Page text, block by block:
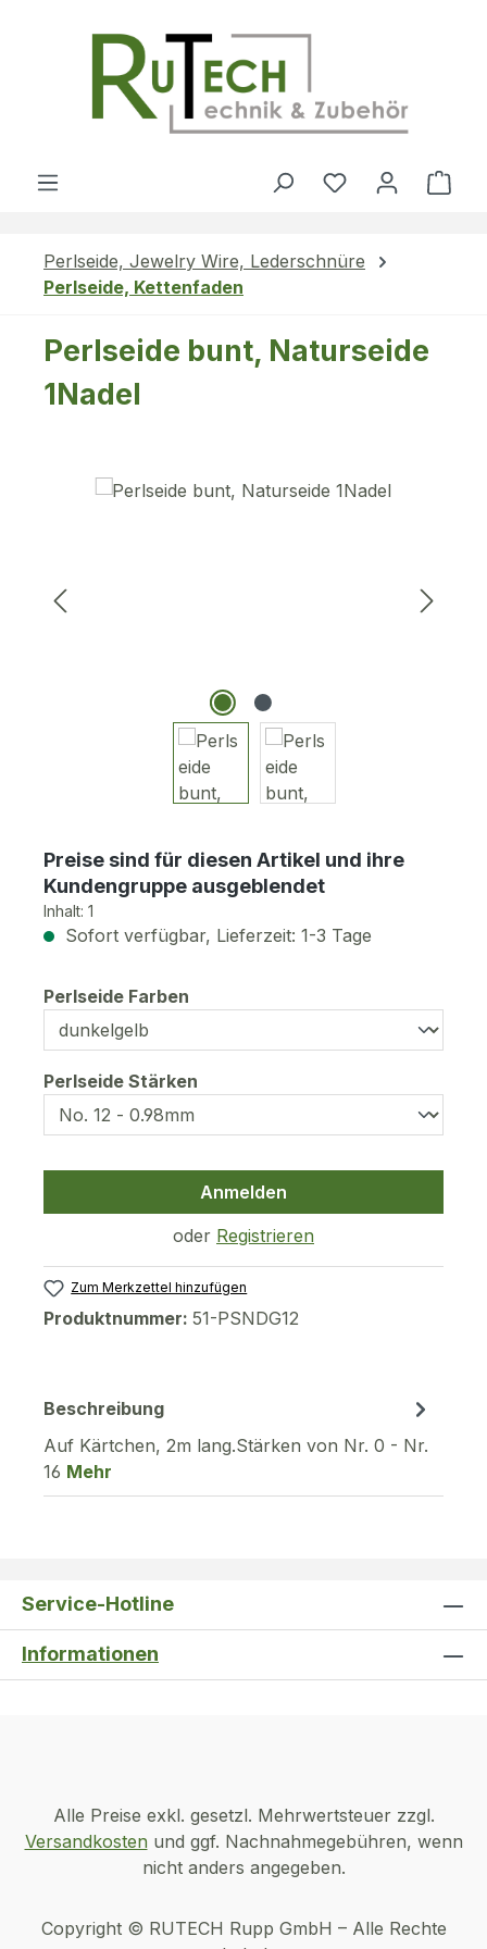
Du hast 0
Perlseide, Jewelry Wire, Lederschnüre
Perlseide, Kettenfaden
Perlseide bunt, Naturseide
1Nadel
Bildergalerie überspringen
Preise sind für diesen Artikel und ihre
Kundengruppe ausgeblendet
Inhalt: 1
Sofort verfügbar, Lieferzeit: 1-3 Tage
Perlseide Farben
Perlseide Stärken
Anmelden
oder Registrieren
Zum Merkzettel hinzufügen
Produktnummer: 51-PSNDG12
Beschreibung
Auf Kärtchen, 2m lang.Stärken von Nr. 0 - Nr.
16 Mehr
Service-Hotline
Informationen
Alle Preise exkl. gesetzl. Mehrwertsteuer zzgl.
Versandkosten und ggf. Nachnahmegebühren, wenn
nicht anders angegeben.
Copyright © RUTECH Rupp GmbH – Alle Rechte